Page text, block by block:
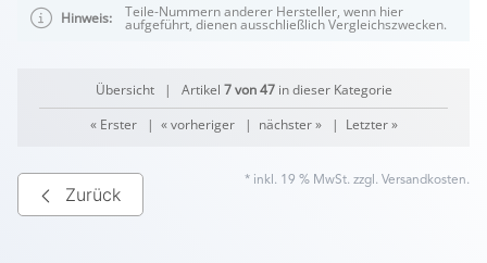
Hinweis: Teile-Nummern anderer Hersteller, wenn hier
aufgeführt, dienen ausschließlich Vergleichszwecken.
Übersicht| Artikel 7 von 47in dieser Kategorie
« Erster| « vorheriger| nächster »| Letzter »
Zurück
* inkl. 19 % MwSt. zzgl. Versandkosten.